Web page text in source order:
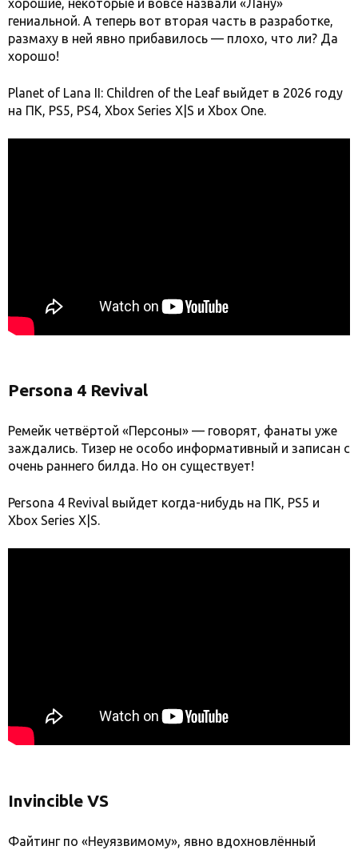
хорошие, некоторые и вовсе назвали «Лану»
гениальной. А теперь вот вторая часть в разработке,
размаху в ней явно прибавилось — плохо, что ли? Да
хорошо!
Planet of Lana II: Children of the Leaf выйдет в 2026 году
на ПК, PS5, PS4, Xbox Series X|S и Xbox One.
Persona 4 Revival
Ремейк четвёртой «Персоны» — говорят, фанаты уже
заждались. Тизер не особо информативный и записан с
очень раннего билда. Но он существует!
Persona 4 Revival выйдет когда-нибудь на ПК, PS5 и
Xbox Series X|S.
Invincible VS
Файтинг по «Неуязвимому», явно вдохновлённый